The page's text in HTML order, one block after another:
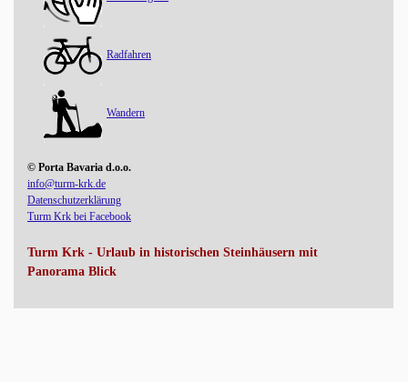
Radfahren
Wandern
© Porta Bavaria d.o.o.
info@turm-krk.de
Datenschutzerklärung
Turm Krk bei Facebook
Turm Krk - Urlaub in historischen Steinhäusern mit
Panorama Blick